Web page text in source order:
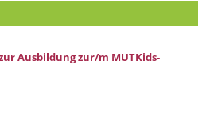
Ausbildung zur/m MUTKids-